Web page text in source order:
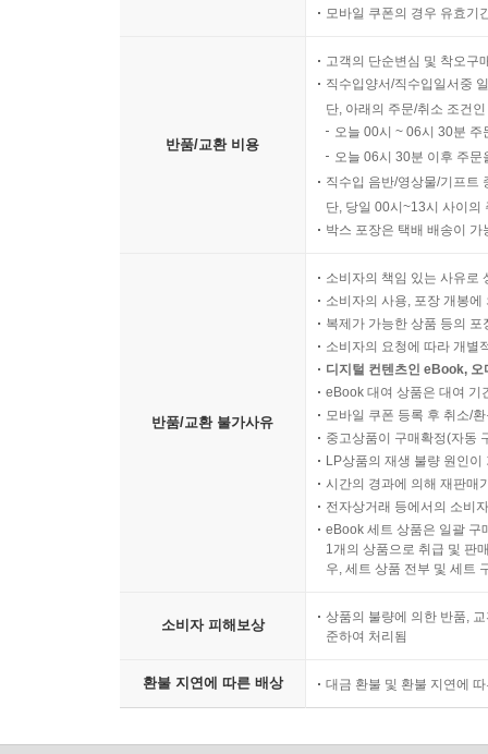
모바일 쿠폰의 경우 유효기
반품/교환 비용
고객의 단순변심 및 착오구
직수입양서/직수입일서중
단, 아래의 주문/취소 조건
오늘 00시 ~ 06시 30분
오늘 06시 30분 이후 주
직수입 음반/영상물/기프트
단, 당일 00시~13시 사이의
박스 포장은 택배 배송이
반품/교환 불가사유
소비자의 책임 있는 사유로
소비자의 사용, 포장 개봉
복제가 가능한 상품 등의
소비자의 요청에 따라 개별
디지털 컨텐츠인 eBook,
eBook 대여 상품은 대여 기
모바일 쿠폰 등록 후 취소/
중고상품이 구매확정(자동
LP상품의 재생 불량 원인
시간의 경과에 의해 재판매
전자상거래 등에서의 소비
eBook 세트 상품은 일괄 구
1개의 상품으로 취급 및 판
우, 세트 상품 전부 및 세트
소비자 피해보상
상품의 불량에 의한 반품,
준하여 처리됨
환불 지연에 따른 배상 대금 환불 및 환불 지연에